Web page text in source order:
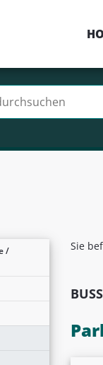
/
Sie